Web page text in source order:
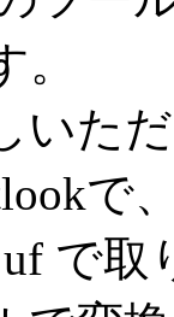
いた
で
で取